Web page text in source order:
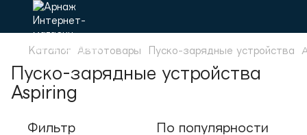
Каталог Автотовары Пуско-зарядные устройства
Пуско-зарядные устройства
Aspiring
Фильтр По популярности